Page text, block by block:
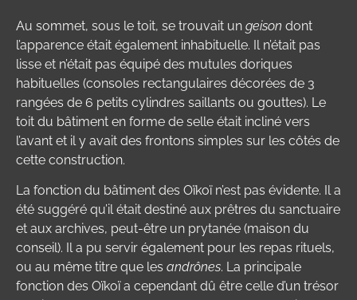
Au sommet, sous le toit, se trouvait un geison dont
l’apparence était également inhabituelle. Il n’était pas
lisse et n’était pas équipé des mutules doriques
habituelles (consoles rectangulaires décorées de 3
rangées de 6 petits cylindres saillants ou gouttes). Le
toit du bâtiment en forme de selle était incliné vers
l’avant et il y avait des frontons simples sur les côtés de
cette construction.
La fonction du bâtiment des Oïkoï n’est pas évidente. Il a
été suggéré qu’il était destiné aux prêtres du sanctuaire
et aux archives, peut-être un prytanée (maison du
conseil). Il a pu servir également pour les repas rituels,
ou au même titre que les andrônes. La principale
fonction des Oïkoï a cependant dû être celle d’un trésor